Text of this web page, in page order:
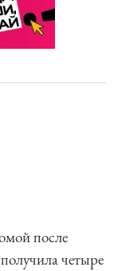
после
четыре